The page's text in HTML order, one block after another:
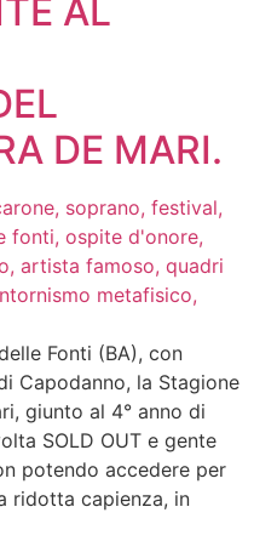
AL
DE MARI.
Fonti (BA), con
Capodanno, la Stagione
giunto al 4° anno di
SOLD OUT e gente
potendo accedere per
ridotta capienza, in